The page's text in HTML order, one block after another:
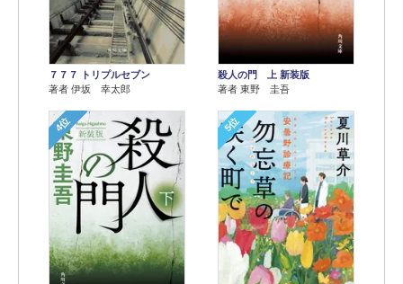
７７７ トリプルセブン
著者 伊坂 幸太郎
殺人の門 上 新装版
著者 東野 圭吾
4位 5位